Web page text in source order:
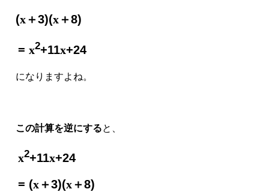
(x＋3)(x＋8)
= x2+11x+24
になりますよね。
この計算を逆にすると、
x2+11x+24
= (x＋3)(x＋8)